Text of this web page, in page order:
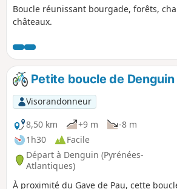
Boucle réunissant bourgade, forêts,
châteaux.
Petite boucle de Denguin
Visorandonneur
8,50 km
+9 m
-8 m
1h30
Facile
Départ à Denguin (Pyrénées-
Atlantiques)
À proximité du Gave de Pau, cette